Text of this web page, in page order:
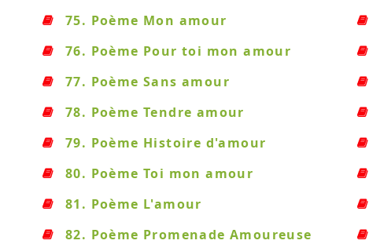
75. Poème Mon amour
76. Poème Pour toi mon amour
77. Poème Sans amour
78. Poème Tendre amour
79. Poème Histoire d'amour
80. Poème Toi mon amour
81. Poème L'amour
82. Poème Promenade Amoureuse